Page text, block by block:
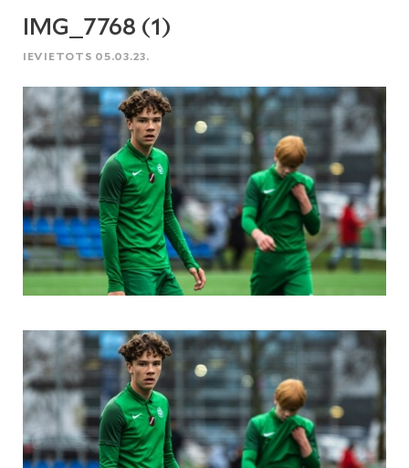
IMG_7768 (1)
IEVIETOTS 05.03.23.